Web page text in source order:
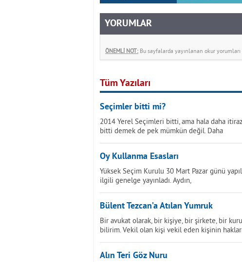
YORUMLAR
ÖNEMLİ NOT: Bu sayfalarda yayınlanan okur
Tüm Yazıları
Seçimler bitti mi?
2014 Yerel Seçimleri bitti, ama hala daha
bitti demek de pek mümkün değil. Daha
Oy Kullanma Esasları
Yüksek Seçim Kurulu 30 Mart Pazar günü
ilgili genelge yayınladı. Aydın,
Bülent Tezcan’a Atılan Yumruk
Bir avukat olarak, bir kişiye, bir şirkete, bir
bilirim. Vekil olan kişi vekil eden kişinin
Alın Teri Göz Nuru